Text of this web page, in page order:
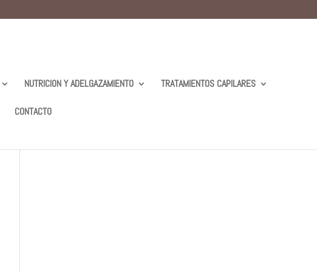
NUTRICION Y ADELGAZAMIENTO TRATAMIENTOS CAPILARES
CONTACTO